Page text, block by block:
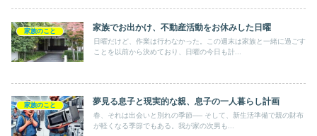
家族のこと 家族でお出かけ、不動産活動をお休みした日曜
日曜だけど、作業は行わなかった。この週末は家族と一緒に過ごす
ことを以前から決めており、日曜の今日も計...
家族のこと 夢見る息子と現実的な親、息子の一人暮らし計画
春、それは出会いと別れの季節── そして、新生活準備で親の財布
が軽くなる季節でもある。我が家の次男も...